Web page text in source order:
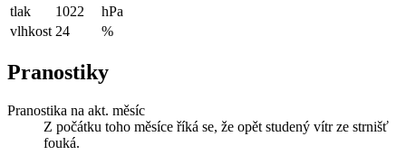
tlak
1022
hPa
vlhkost 24 %
Pranostiky
Pranostika na akt. měsíc
Z počátku toho měsíce říká se, že opět studený vítr ze strnišť
fouká.